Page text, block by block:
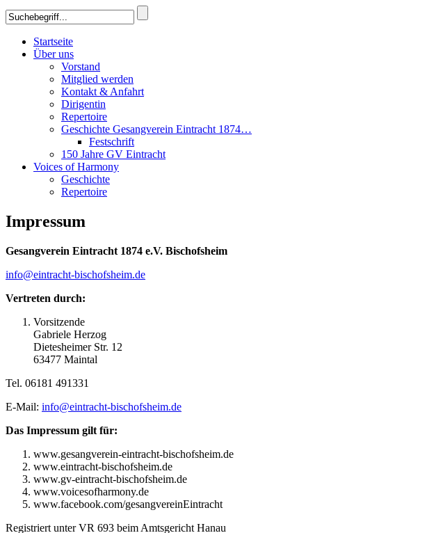
Startseite
Über uns
Vorstand
Mitglied werden
Kontakt & Anfahrt
Dirigentin
Repertoire
Geschichte Gesangverein Eintracht 1874…
Festschrift
150 Jahre GV Eintracht
Voices of Harmony
Geschichte
Repertoire
Impressum
Gesangverein Eintracht 1874 e.V. Bischofsheim
info@eintracht-bischofsheim.de
Vertreten durch:
Vorsitzende
Gabriele Herzog
Dietesheimer Str. 12
63477 Maintal
Tel. 06181 491331
E-Mail: info@eintracht-bischofsheim.de
Das Impressum gilt für:
www.gesangverein-eintracht-bischofsheim.de
www.eintracht-bischofsheim.de
www.gv-eintracht-bischofsheim.de
www.voicesofharmony.de
www.facebook.com/gesangvereinEintracht
Registriert unter VR 693 beim Amtsgericht Hanau